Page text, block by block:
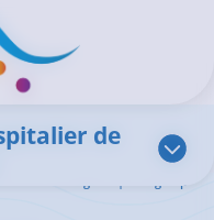
Fermer le menu
de
IVG – Orthogénie | Guingamp